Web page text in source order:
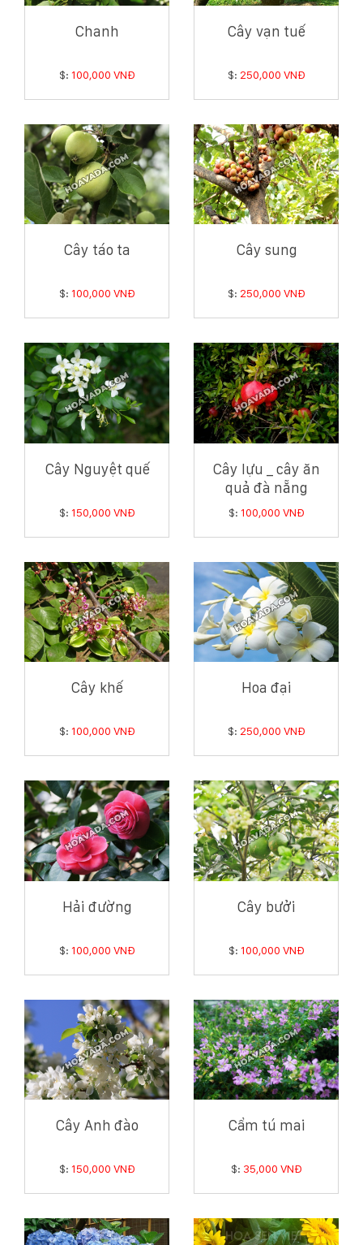
Chanh
$: 100,000 VNĐ
Cây vạn tuế
$: 250,000 VNĐ
Cây táo ta
$: 100,000 VNĐ
Cây sung
$: 250,000 VNĐ
Cây Nguyệt quế
$: 150,000 VNĐ
Cây lựu _ cây ăn
quả đà nẵng
$: 100,000 VNĐ
Cây khế
$: 100,000 VNĐ
Hoa đại
$: 250,000 VNĐ
Hải đường
$: 100,000 VNĐ
Cây bưởi
$: 100,000 VNĐ
Cây Anh đào
$: 150,000 VNĐ
Cẩm tú mai
$: 35,000 VNĐ